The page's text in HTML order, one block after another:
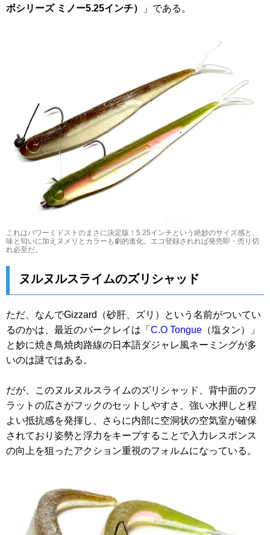
ボシリーズ ミノー5.25インチ）
」である。
これはパワーミドストのまさに決定版！5.25インチという絶妙のサイズ感と、
味と匂いに加えヌメリとカラーも劇的進化。エコ登録されれば発売即・売り切
れ必至だ。
ヌルヌルスライムのズリシャッド
ただ、なんでGizzard（砂肝、ズリ）という名前がついてい
るのかは、最近のバークレイは「 C.O Tongue （塩タン）」
と妙に焼き鳥焼肉路線の日本語ダジャレ風ネーミングが多
いのは謎ではある。
だが、このヌルヌルスライムのズリシャッド、背中面のフ
ラットの広さがフックのセットしやすさ、強い水押しと程
よい抵抗感を発揮し、さらに内部に空洞状の空気室が確保
されており姿勢と浮力をキープすることで入力レスポンス
の向上を狙ったアクション重視のフォルムになっている。